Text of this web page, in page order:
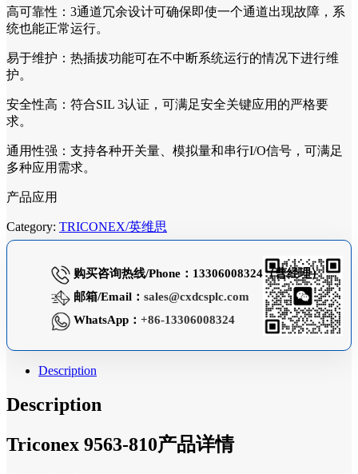
高可靠性：3通道冗余设计可确保即使一个通道出现故障，系
统也能正常运行。
易于维护：热插拔功能可在不中断系统运行的情况下进行维
护。
安全性高：符合SIL 3认证，可满足安全关键应用的严格要
求。
通用性强：支持各种开关量、模拟量和串行I/O信号，可满足
多种应用需求。
产品应用
Category: TRICONEX/英维思
购买咨询热线/Phone：13306008324（曹经理）
邮箱/Email： sales@cxdcsplc.com
WhatsApp： +86-13306008324
Description
Description
Triconex 9563-810产品详情